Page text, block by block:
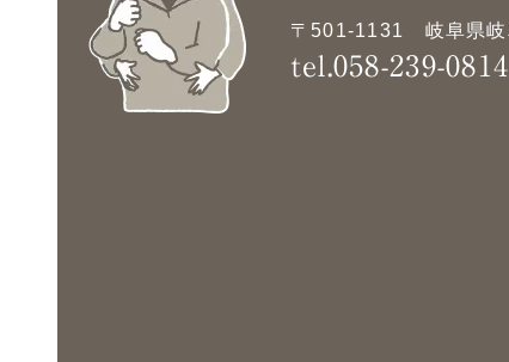
〒501-1131 岐阜県
tel.058-239-0814